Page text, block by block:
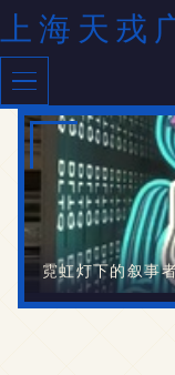
上海天戎
霓虹灯下的叙事